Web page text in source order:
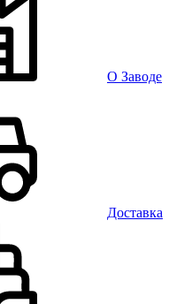
О Заводе
Доставка